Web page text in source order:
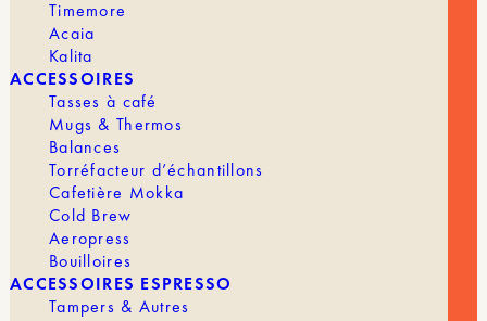
Timemore
Acaia
Kalita
ACCESSOIRES
Tasses à café
Mugs & Thermos
Balances
Torréfacteur d’échantillons
Cafetière Mokka
Cold Brew
Aeropress
Bouilloires
ACCESSOIRES ESPRESSO
Tampers & Autres
799,00 €
Femoboook A68, la nouvelle référence pour
espresso et filtre.
Description